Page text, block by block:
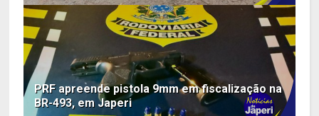
PRF apreende pistola 9mm em fiscalização na
BR-493, em Japeri